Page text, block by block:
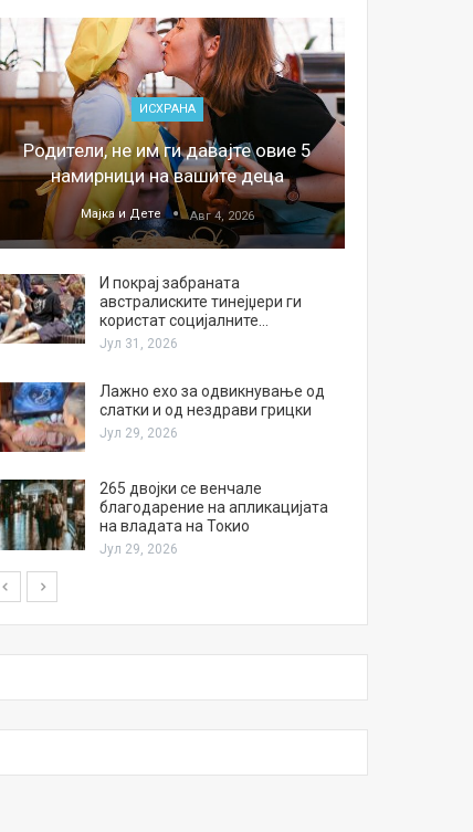
ИСХРАНА
Родители, не им ги давајте овие 5
намирници на вашите деца
Мајка и Дете Авг 4, 2026
И покрај забраната
австралиските тинејџери ги
користат социјалните…
Јул 31, 2026
Лажно ехо за одвикнување од
слатки и од нездрави грицки
Јул 29, 2026
265 двојки се венчале
благодарение на апликацијата
на владата на Токио
Јул 29, 2026